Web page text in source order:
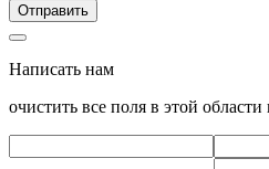
Написать нам
очистить все поля в этой